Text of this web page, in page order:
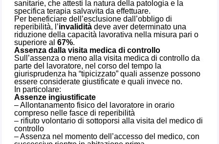
sanitarie, che attesti la natura della patologia e la
specifica terapia salvavita da effettuare.
Per beneficiare dell’esclusione dall’obbligo di
reperibilità, l’invalidità deve aver determinato una
riduzione della capacità lavorativa nella misura pari o
superiore al67%.
Assenza dalla visita medica di controllo
Sull’assenza o meno alla visita medica di controllo da
parte del lavoratore, nel corso del tempo la
giurisprudenza ha “tipicizzato” quali assenze possono
essere considerate giustificate e quali invece no.
In particolare:
Assenze ingiustificate
– Allontanamento fisico del lavoratore in orario
compreso nelle fasce di reperibilità
– rifiuto volontario di sottoporsi alla visita del medico di
controllo
– Assenza nel momento dell’accesso del medico, con